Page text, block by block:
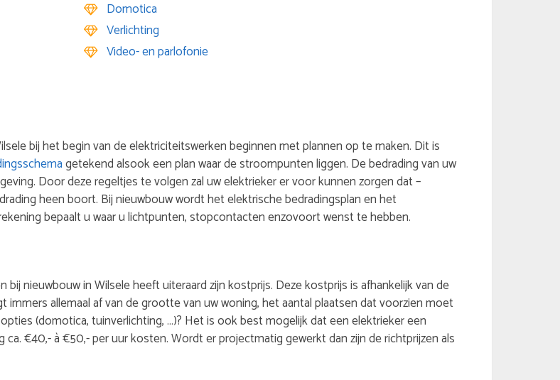
Domotica
Verlichting
Video- en parlofonie
bij het begin van de elektriciteitswerken beginnen met plannen op te maken. Dit is
getekend alsook een plan waar de stroompunten liggen. De bedrading van uw
Door deze regeltjes te volgen zal uw elektrieker er voor kunnen zorgen dat –
heen boort. Bij nieuwbouw wordt het elektrische bedradingsplan en het
bepaalt u waar u lichtpunten, stopcontacten enzovoort wenst te hebben.
nieuwbouw in Wilsele heeft uiteraard zijn kostprijs. Deze kostprijs is afhankelijk van de
allemaal af van de grootte van uw woning, het aantal plaatsen dat voorzien moet
(domotica, tuinverlichting, …)? Het is ook best mogelijk dat een elektrieker een
€40,- à €50,- per uur kosten. Wordt er projectmatig gewerkt dan zijn de richtprijzen als